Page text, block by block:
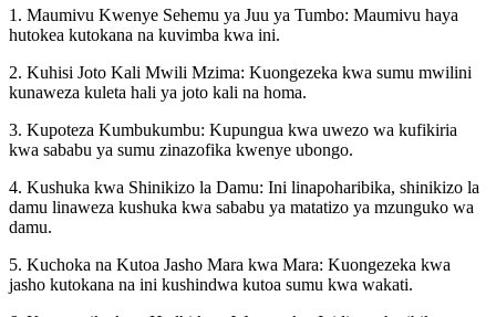
1. Maumivu Kwenye Sehemu ya Juu ya Tumbo: Maumivu haya
hutokea kutokana na kuvimba kwa ini.
2. Kuhisi Joto Kali Mwili Mzima: Kuongezeka kwa sumu mwilini
kunaweza kuleta hali ya joto kali na homa.
3. Kupoteza Kumbukumbu: Kupungua kwa uwezo wa kufikiria
kwa sababu ya sumu zinazofika kwenye ubongo.
4. Kushuka kwa Shinikizo la Damu: Ini linapoharibika, shinikizo la
damu linaweza kushuka kwa sababu ya matatizo ya mzunguko wa
damu.
5. Kuchoka na Kutoa Jasho Mara kwa Mara: Kuongezeka kwa
jasho kutokana na ini kushindwa kutoa sumu kwa wakati.